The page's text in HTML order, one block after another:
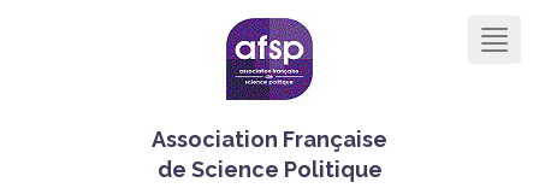
Association Française
de Science Politique